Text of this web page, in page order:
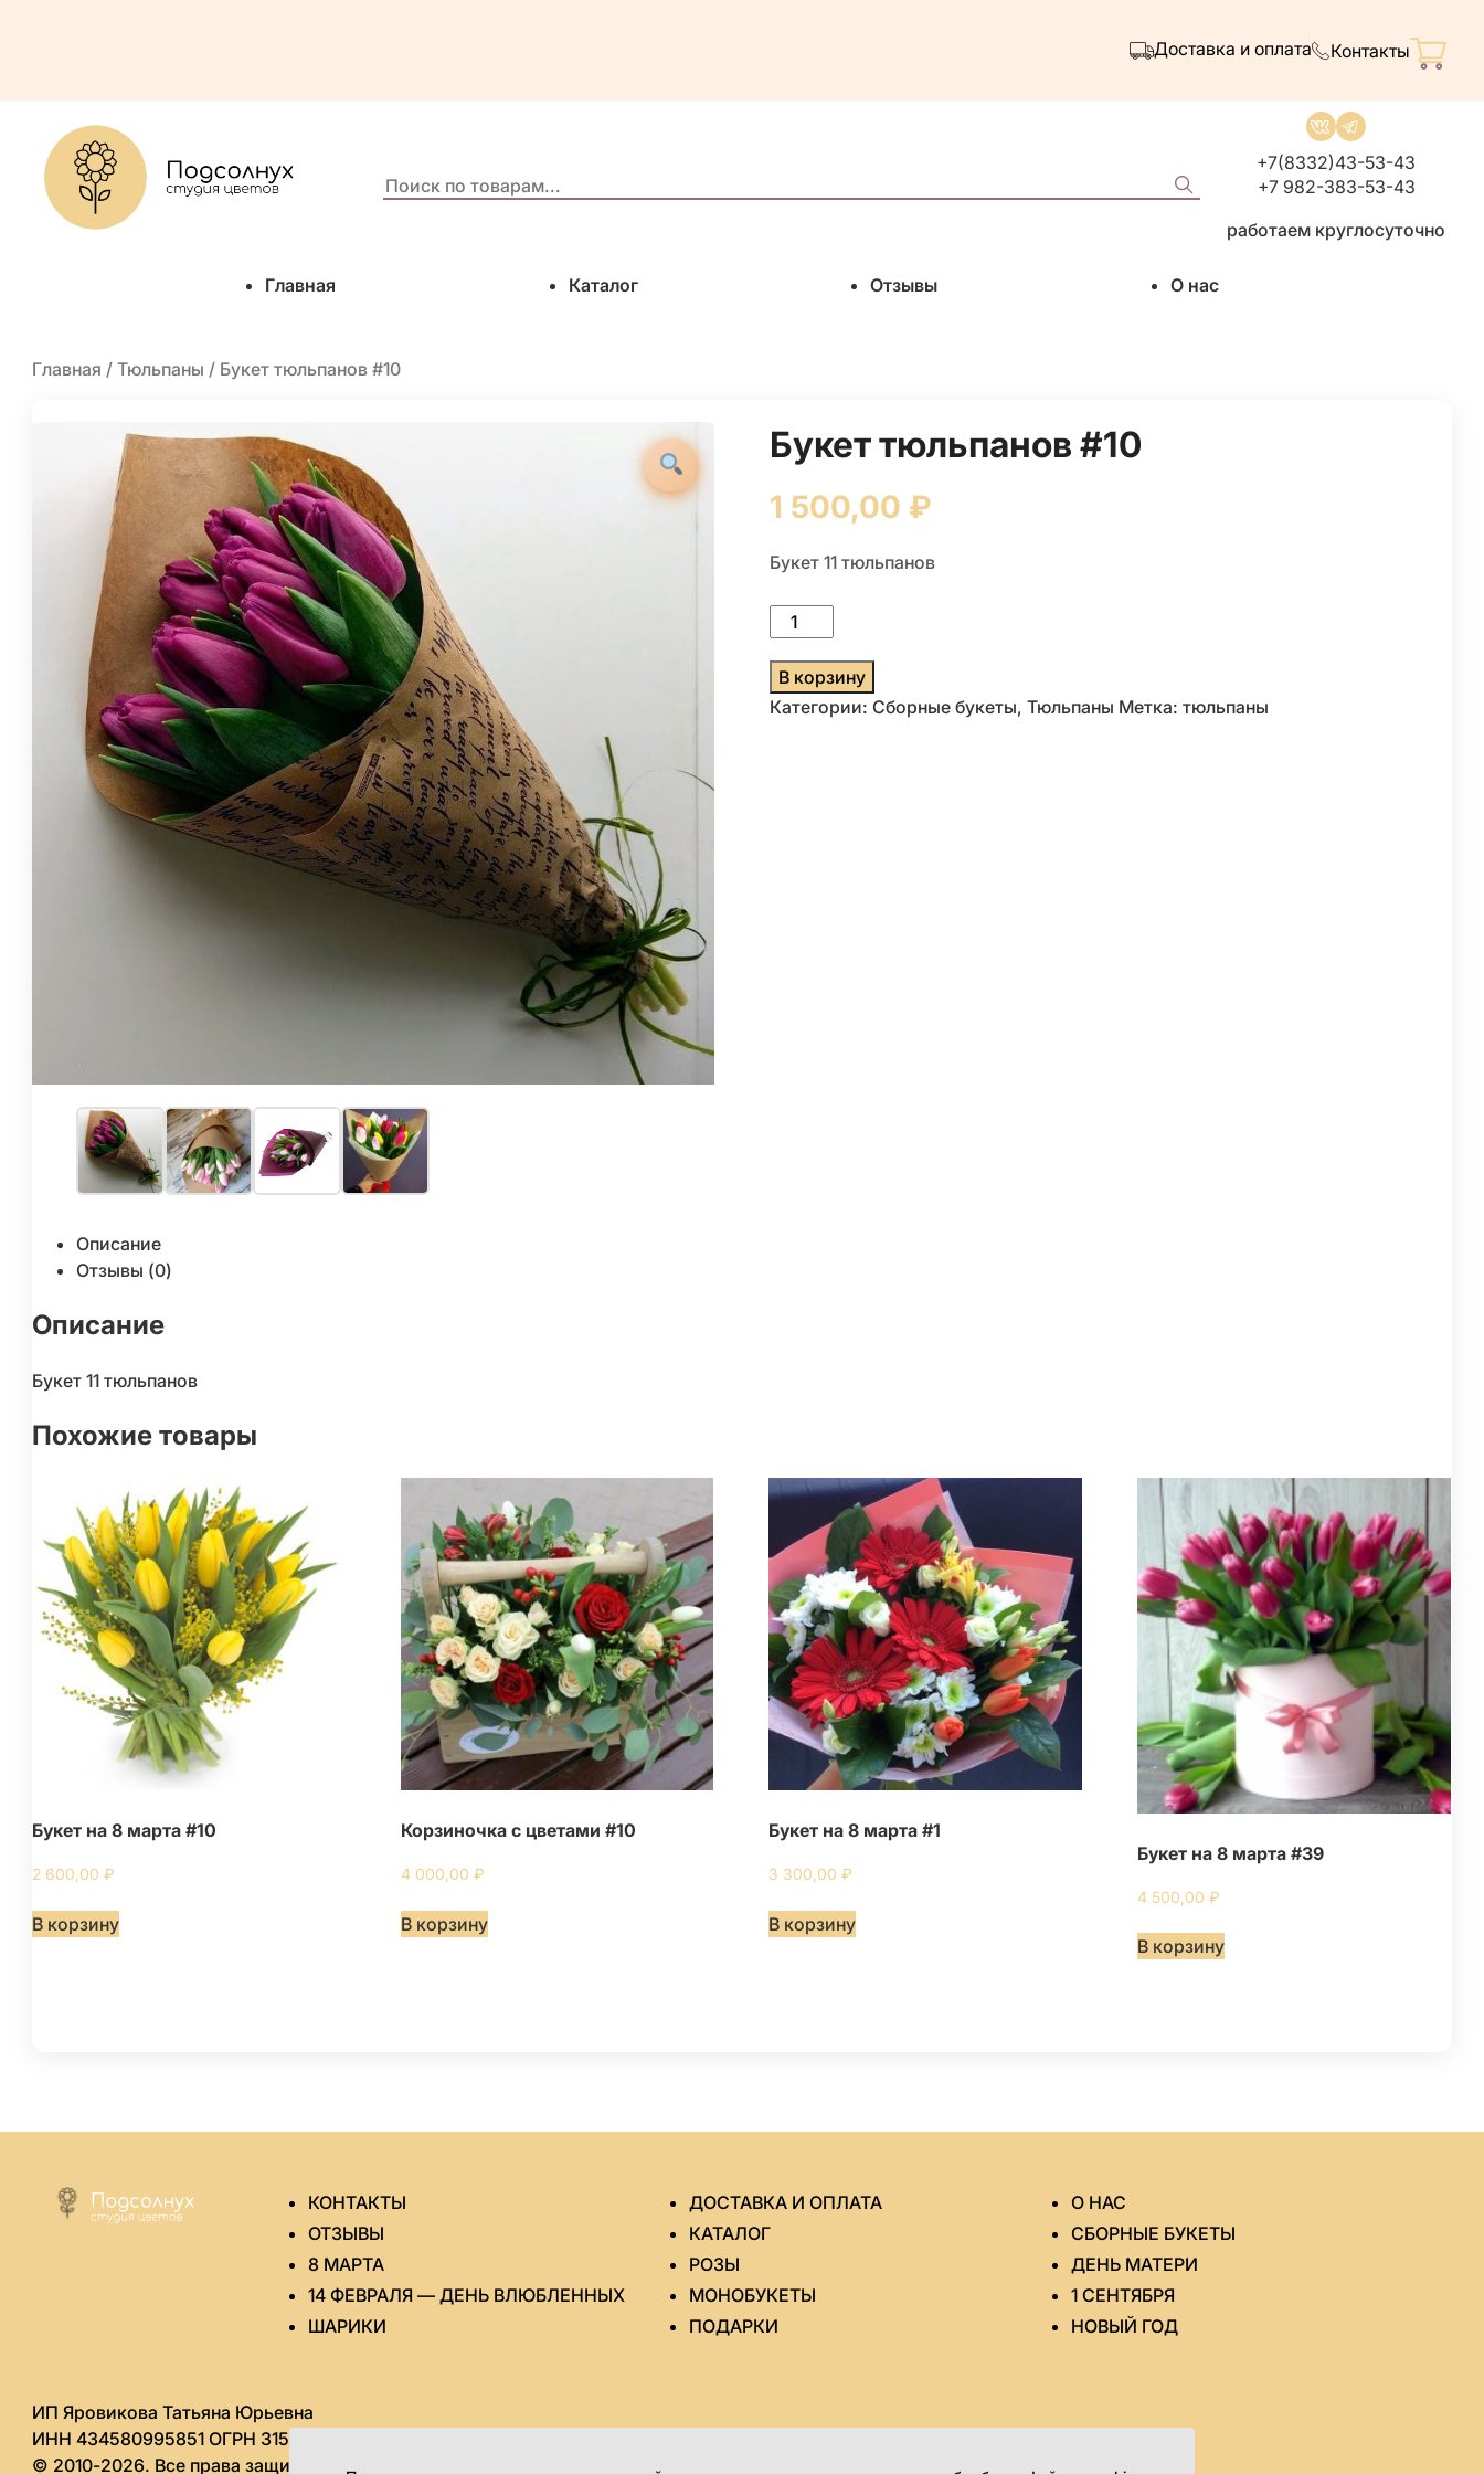
Доставка и оплата Контакты
Поиск
+7(8332)43-53-43
+7 982-383-53-43
работаем круглосуточно
Главная Каталог Отзывы О нас
Главная / Тюльпаны / Букет тюльпанов #10
Букет тюльпанов #10
1 500,00 ₽
Букет 11 тюльпанов
Количество
товара
Букет
тюльпанов
В корзину
Категории: Сборные букеты, Тюльпаны Метка: тюльпаны
Описание
Отзывы (0)
Описание
Букет 11 тюльпанов
Похожие товары
Букет на 8 марта #10
2 600,00 ₽
В корзину
Корзиночка с цветами #10
4 000,00 ₽
В корзину
Букет на 8 марта #1
3 300,00₽
В корзину
Букет на 8 марта #39
4 500,00₽
В корзину
КОНТАКТЫ ДОСТАВКА И ОПЛАТА
О НАС
ОТЗЫВЫ
КАТАЛОГ
СБОРНЫЕ БУКЕТЫ
8 МАРТА
РОЗЫ
ДЕНЬ МАТЕРИ
14 ФЕВРАЛЯ — ДЕНЬ ВЛЮБЛЕННЫХ
МОНОБУКЕТЫ
1 СЕНТЯБРЯ
ШАРИКИ
ПОДАРКИ НОВЫЙ ГОД
ИП Яровикова Татьяна Юрьевна
ИНН 434580995851 ОГРН 315435000020964
© 2010-2026. Все права защищены.